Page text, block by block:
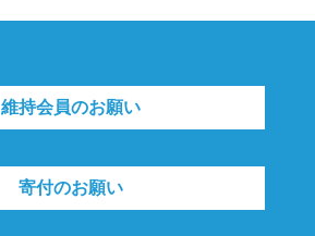
維持会員のお願い
寄付のお願い